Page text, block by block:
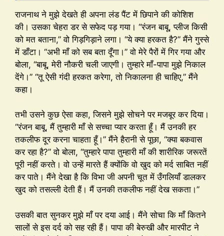
राजनाथ ने मुझे देखते ही अपना लंड पैंट में छिपाने की कोशिश
की। उसका चेहरा डर से सफेद पड़ गया। “रंजन बाबू, प्लीज किसी
को मत बताना,” वो गिड़गिड़ाने लगा। “ये क्या हरकत है?” मैंने गुस्से
में डाँटा। “अभी माँ को सब बता दूँगा।” वो मेरे पैरों में गिर गया और
बोला, “बाबू, मेरी नौकरी चली जाएगी। तुम्हारे माँ-पापा मुझे निकाल
देंगे।” “तू ऐसी गंदी हरकत करेगा, तो निकालना ही चाहिए,” मैंने
कहा।
तभी उसने कुछ ऐसा कहा, जिसने मुझे सोचने पर मजबूर कर दिया।
“रंजन बाबू, मैं तुम्हारी माँ से सच्चा प्यार करता हूँ। मैं उनकी हर
तकलीफ दूर करना चाहता हूँ।” मैंने हैरानी से पूछा, “क्या बकवास
कर रहा है?” वो बोला, “तुम्हारे पापा तुम्हारी माँ की शारीरिक जरूरतें
पूरी नहीं करते। वो उन्हें मारते हैं क्योंकि वो खुद को मर्द साबित नहीं
कर पाते। मैंने देखा है कि विभा जी अपनी चूत में उँगलियाँ डालकर
खुद को तसल्ली देती हैं। मैं उनकी तकलीफ नहीं देख सकता।”
उसकी बात सुनकर मुझे माँ पर दया आई। मैंने सोचा कि माँ कितने
सालों से इस दर्द को सह रही हैं। पापा की बेरुखी और मारपीट ने